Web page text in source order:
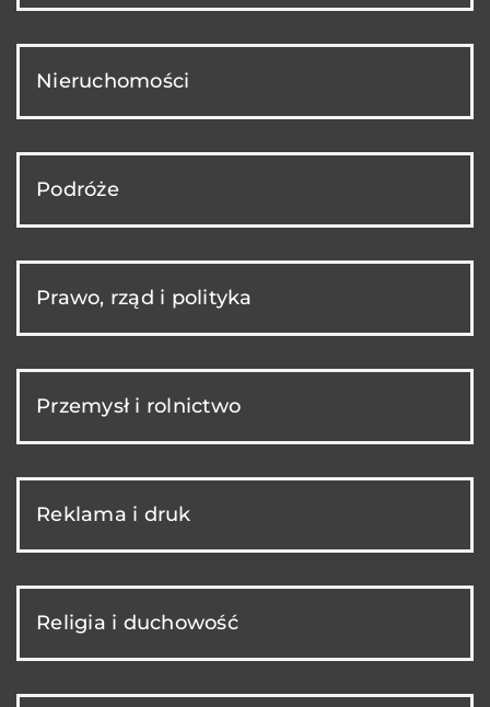
Nieruchomości
Podróże
Prawo, rząd i polityka
Przemysł i rolnictwo
Reklama i druk
Religia i duchowość